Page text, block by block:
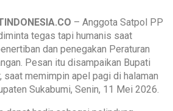
– Anggota Satpol PP
tegas tapi humanis saat
dan penegakan Peraturan
Pesan itu disampaikan Bupati
saat memimpin apel pagi di halaman
Sukabumi, Senin, 11 Mei 2026.